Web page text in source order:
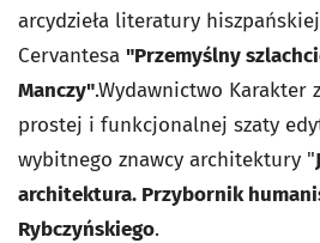
arcydzieła literatury
Cervantesa "Przemyślny
Manczy".Wydawnictwo Karakter
prostej i funkcjonalnej szaty
wybitnego znawcy architektury "
architektura. Przybornik
Rybczyńskiego.